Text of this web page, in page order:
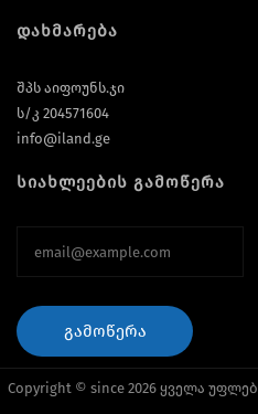
დახმარება
შპს აიფოუნს.ჯი
ს/კ 204571604
info@iland.ge
სიახლეების გამოწერა
ᲒᲐᲛᲝᲬᲔᲠᲐ
Copyright © since 2026 ყველა